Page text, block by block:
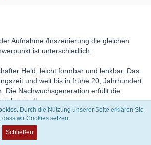
Aufnahme /Inszenierung die gleichen
ist unterschiedlich:
Held, leicht formbar und lenkbar. Das
und weit bis in frühe 20, Jahrhundert
Die Nachwuchsgeneration erfüllt die
wurde die Figur gelegentlich
hübscher Weichling dargestellt, der aber
allen Papageno gegenüber, den er gern
Durch die Nutzung unserer Seite erklären Sie
wir Cookies setzen.
Schließen